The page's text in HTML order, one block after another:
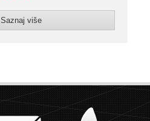
Saznaj više